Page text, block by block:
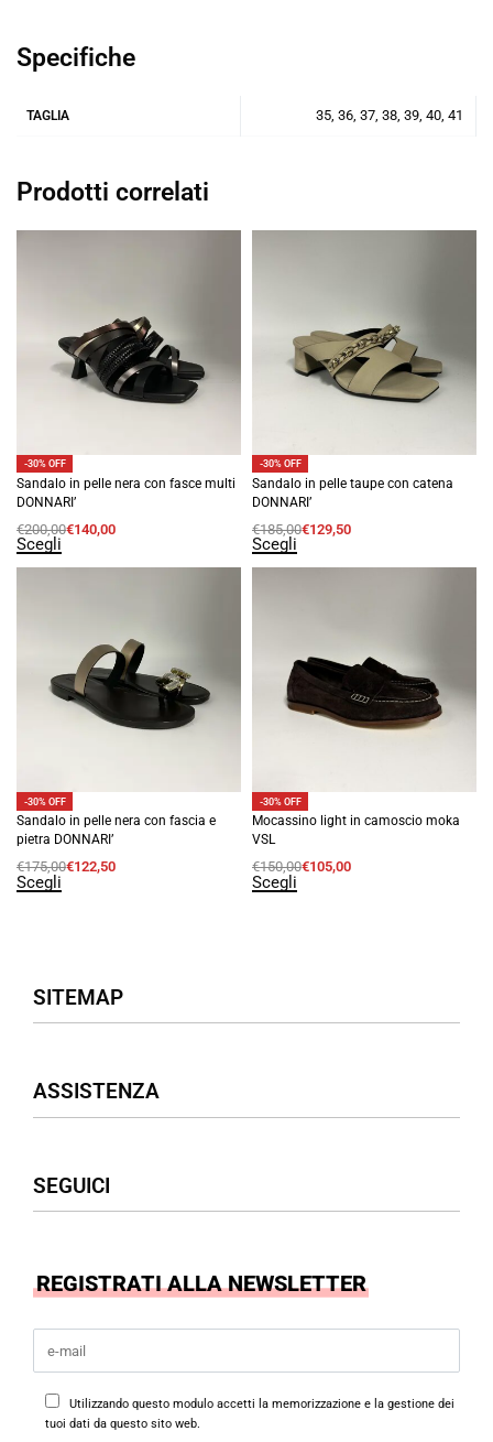
Specifiche
TAGLIA 35, 36, 37, 38, 39, 40, 41
Prodotti correlati
-30% OFF
Sandalo in pelle nera con fasce multi
DONNARI’
€200,00€140,00
Scegli
-30% OFF
Sandalo in pelle taupe con catena
DONNARI’
€185,00€129,50
Scegli
-30% OFF
Sandalo in pelle nera con fascia e
pietra DONNARI’
€175,00€122,50
Scegli
-30% OFF
Mocassino light in camoscio moka
VSL
€150,00€105,00
Scegli
SITEMAP
Donna
Borse
ASSISTENZA
Termini & Condizioni
SEGUICI
Instagram
REGISTRATI ALLA NEWSLETTER
Utilizzando questo modulo accetti la memorizzazione e la gestione dei
tuoi dati da questo sito web.